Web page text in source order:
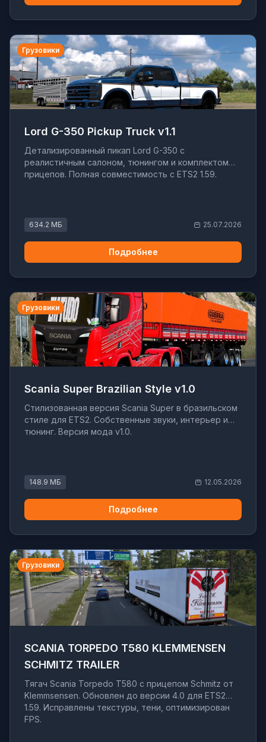
Грузовики
Lord G-350 Pickup Truck v1.1
Детализированный пикап Lord G-350 с
реалистичным салоном, тюнингом и комплектом
прицепов. Полная совместимость с ETS2 1.59.
634.2 МБ 25.07.2026
Подробнее
Грузовики
Scania Super Brazilian Style v1.0
Стилизованная версия Scania Super в бразильском
стиле для ETS2. Собственные звуки, интерьер и
тюнинг. Версия мода v1.0.
148.9 МБ 12.05.2026
Подробнее
Грузовики
SCANIA TORPEDO T580 KLEMMENSEN
SCHMITZ TRAILER
Тягач Scania Torpedo T580 с прицепом Schmitz от
Klemmsensen. Обновлен до версии 4.0 для ETS2
1.59. Исправлены текстуры, тени, оптимизирован
FPS.